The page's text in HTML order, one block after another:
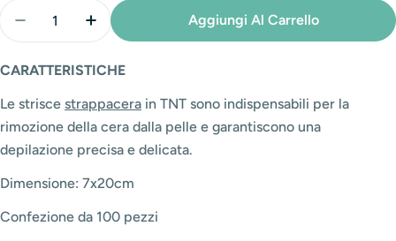
Quantità
Diminuisci La Quantità Per Strisce Strappa Cera
Aumenta La Quantità Per Strisce Strappa
Aggiungi Al Carrello
CARATTERISTICHE
Le strisce strappacera in TNT sono indispensabili per la
rimozione della cera dalla pelle e garantiscono una
depilazione precisa e delicata.
Dimensione: 7x20cm
Confezione da 100 pezzi